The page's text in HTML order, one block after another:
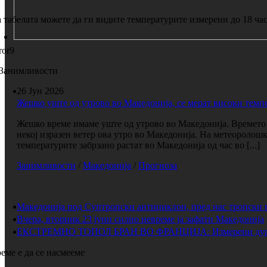
можете да ги видите температурите измерени до 18
26 Јун 2026
Жешко уште од утрово во Македонија, се мерат високи
Жешко време имаме уште од утрово во Македонија.
некој изразен ветер ова утро во Македонија. На
температурите забрзано растат во Македонија од час во [...]
Занимливости / Македонија / Прогноза
Македонија под Суптропски антициклон, пред нас тропски
Вчера, вторник 23 јуни силно невреме ја зафати Македонија
ЕКСТРЕМНО ТОПОЛ БРАН ВО ФРАНЦИЈА: Измерени дури
е да се насмееме